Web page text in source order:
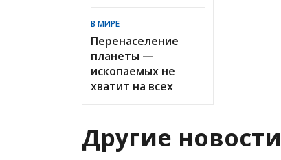
В МИРЕ
Перенаселение
планеты —
ископаемых не
хватит на всех
Другие новости